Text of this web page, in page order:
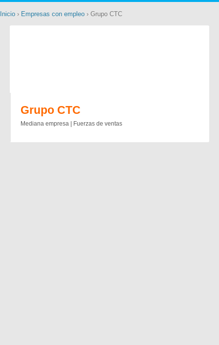
Inicio › Empresas con empleo › Grupo CTC
Grupo CTC
Mediana empresa | Fuerzas de ventas